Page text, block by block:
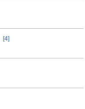
[4]